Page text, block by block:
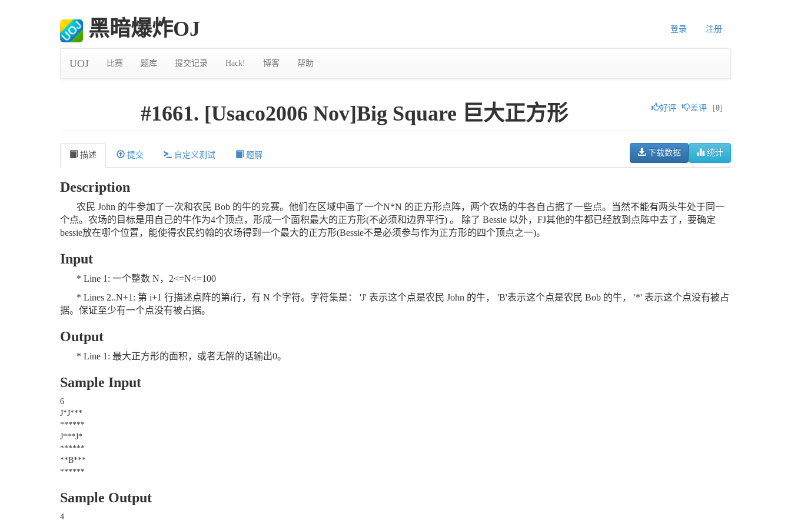
登录 注册
黑暗爆炸OJ
UOJ 比赛 题库 提交记录 Hack! 博客 帮助
好评 差评 [0]
#1661. [Usaco2006 Nov]Big Square 巨大正方形
统计
下载数据
描述 提交 自定义测试 题解
Description
农民 John 的牛参加了一次和农民 Bob 的牛的竞赛。他们在区域中画了一个N*N 的正方形点阵，两个农场的牛各自占据了一些点。当然不能有两头牛处于同一
个点。农场的目标是用自己的牛作为4个顶点，形成一个面积最大的正方形(不必须和边界平行) 。 除了 Bessie 以外，FJ其他的牛都已经放到点阵中去了，要确定
bessie放在哪个位置，能使得农民约翰的农场得到一个最大的正方形(Bessie不是必须参与作为正方形的四个顶点之一)。
Input
* Line 1: 一个整数 N，2<=N<=100
* Lines 2..N+1: 第 i+1 行描述点阵的第i行，有 N 个字符。字符集是： 'J' 表示这个点是农民 John 的牛， 'B'表示这个点是农民 Bob 的牛， '*' 表示这个点没有被占
据。保证至少有一个点没有被占据。
Output
* Line 1: 最大正方形的面积，或者无解的话输出0。
Sample Input
6
J*J***
******
J***J*
******
**B***
******
Sample Output
4